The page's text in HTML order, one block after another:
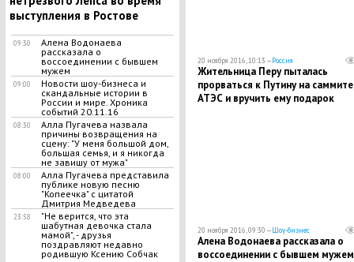
выступления в Ростове
09:30
Алена Водонаева
рассказала о
воссоединении с бывшем
мужем
09:00
Новости шоу-бизнеса и
скандальные истории в
России и мире. Хроника
событий 20.11.16
08:30
Алла Пугачева назвала
причины возвращения на
сцену: "У меня большой дом,
большая семья, и я никогда
не завишу от мужа"
08:00
Алла Пугачева представила
публике новую песню
"Копеечка" с цитатой
Дмитрия Медведева
23:58
"Не верится, что эта
шабутная девочка стала
мамой", - друзья
поздравляют недавно
родившую Ксению Собчак
20 ноября 2016, 10:13 —Россия
Жительница Перу пыталась
прорваться к Путину на саммите
АТЭС и вручить ему подарок
20 ноября 2016, 09:30 —Шоу-бизнес
Алена Водонаева рассказала о
воссоединении с бывшем мужем